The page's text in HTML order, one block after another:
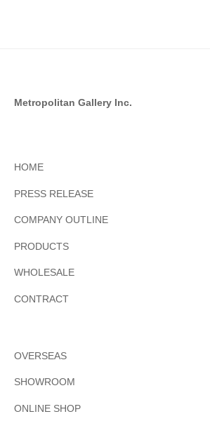
Metropolitan Gallery Inc.
HOME
PRESS RELEASE
COMPANY OUTLINE
PRODUCTS
WHOLESALE
CONTRACT
OVERSEAS
SHOWROOM
ONLINE SHOP